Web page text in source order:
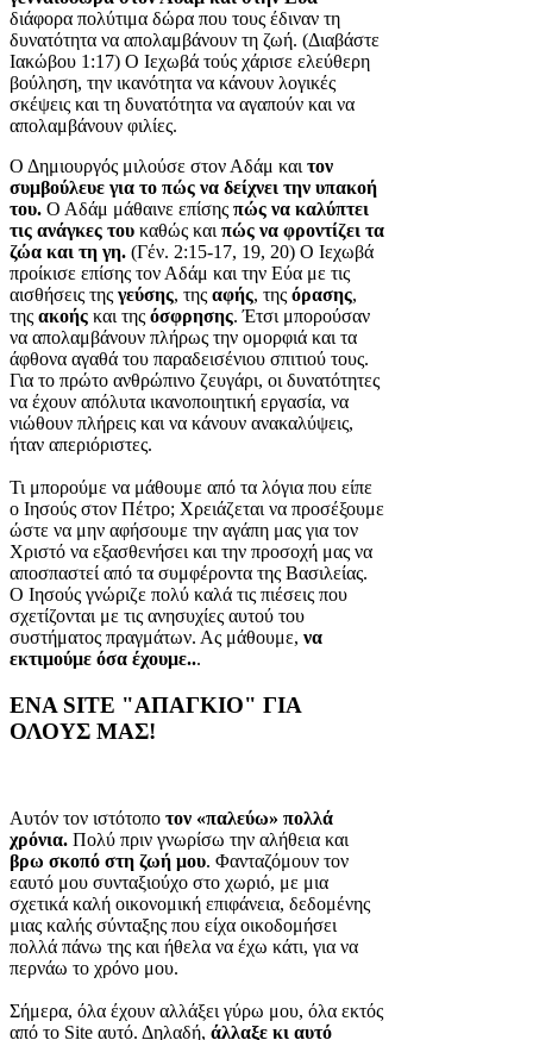
διάφορα πολύτιμα δώρα που τους έδιναν τη
δυνατότητα να απολαμβάνουν τη ζωή. (Διαβάστε
Ιακώβου 1:17) Ο Ιεχωβά τούς χάρισε ελεύθερη
βούληση, την ικανότητα να κάνουν λογικές
σκέψεις και τη δυνατότητα να αγαπούν και να
απολαμβάνουν φιλίες.
Ο Δημιουργός μιλούσε στον Αδάμ και τον
συμβούλευε για το πώς να δείχνει την υπακοή
του. Ο Αδάμ μάθαινε επίσης πώς να καλύπτει
τις ανάγκες του καθώς και πώς να φροντίζει τα
ζώα και τη γη. (Γέν. 2:15-17, 19, 20) Ο Ιεχωβά
προίκισε επίσης τον Αδάμ και την Εύα με τις
αισθήσεις της γεύσης, της αφής, της όρασης,
της ακοής και της όσφρησης. Έτσι μπορούσαν
να απολαμβάνουν πλήρως την ομορφιά και τα
άφθονα αγαθά του παραδεισένιου σπιτιού τους.
Για το πρώτο ανθρώπινο ζευγάρι, οι δυνατότητες
να έχουν απόλυτα ικανοποιητική εργασία, να
νιώθουν πλήρεις και να κάνουν ανακαλύψεις,
ήταν απεριόριστες.
Τι μπορούμε να μάθουμε από τα λόγια που είπε
ο Ιησούς στον Πέτρο; Χρειάζεται να προσέξουμε
ώστε να μην αφήσουμε την αγάπη μας για τον
Χριστό να εξασθενήσει και την προσοχή μας να
αποσπαστεί από τα συμφέροντα της Βασιλείας.
Ο Ιησούς γνώριζε πολύ καλά τις πιέσεις που
σχετίζονται με τις ανησυχίες αυτού του
συστήματος πραγμάτων. Ας μάθουμε, να
εκτιμούμε όσα έχουμε...
ΕΝΑ SITE "ΑΠΑΓΚΙΟ" ΓΙΑ
ΟΛΟΥΣ ΜΑΣ!
Αυτόν τον ιστότοπο τον «παλεύω» πολλά
χρόνια. Πολύ πριν γνωρίσω την αλήθεια και
βρω σκοπό στη ζωή μου. Φανταζόμουν τον
εαυτό μου συνταξιούχο στο χωριό, με μια
σχετικά καλή οικονομική επιφάνεια, δεδομένης
μιας καλής σύνταξης που είχα οικοδομήσει
πολλά πάνω της και ήθελα να έχω κάτι, για να
περνάω το χρόνο μου.
Σήμερα, όλα έχουν αλλάξει γύρω μου, όλα εκτός
από το Site αυτό. Δηλαδή, άλλαξε κι αυτό